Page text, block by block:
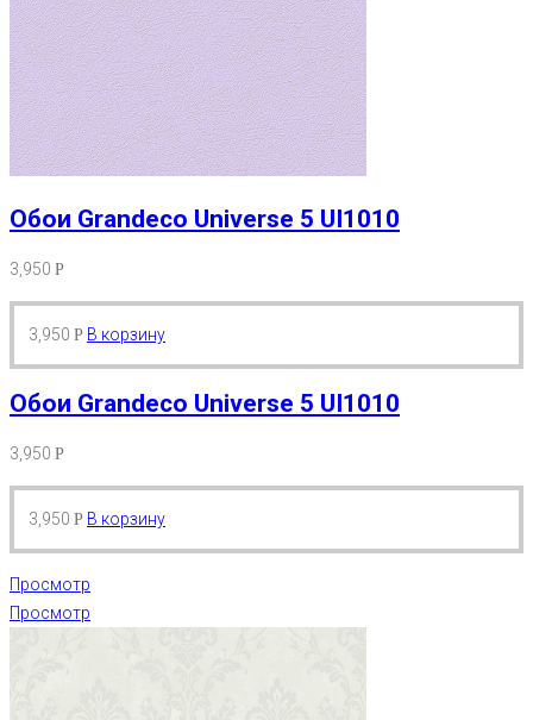
Обои Grandeco Universe 5 UI1010
3,950 Р
3,950 Р В корзину
Обои Grandeco Universe 5 UI1010
3,950 Р
3,950 Р В корзину
Просмотр
Просмотр